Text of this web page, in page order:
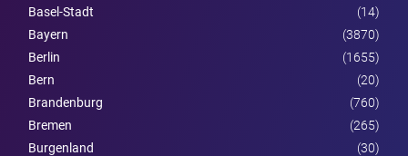
Basel-Stadt
(14)
Bayern
(3870)
Berlin
(1655)
Bern
(20)
Brandenburg
(760)
Bremen
(265)
Burgen­land
(30)